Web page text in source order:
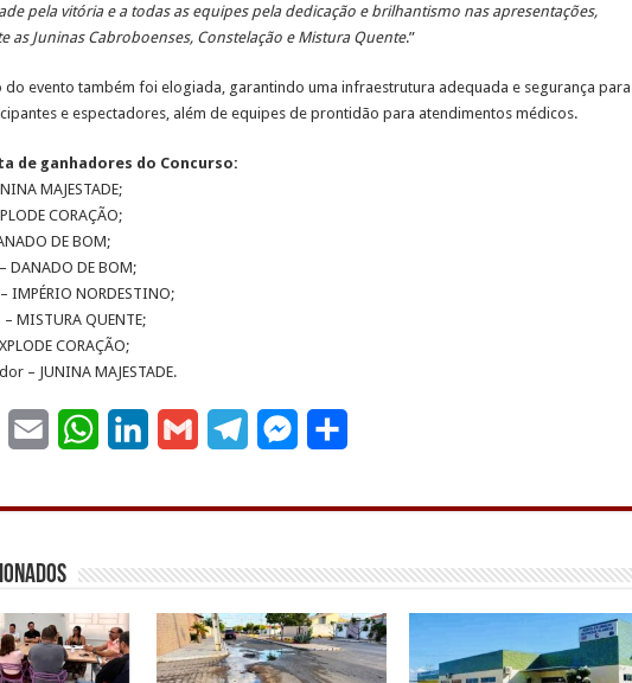
pela vitória e a todas as equipes pela dedicação e brilhantismo nas apresentações,
as Juninas Cabroboenses, Constelação e Mistura Quente.”
do evento também foi elogiada, garantindo uma infraestrutura adequada e segurança para
e espectadores, além de equipes de prontidão para atendimentos médicos.
de ganhadores do Concurso:
MAJESTADE;
CORAÇÃO;
DE BOM;
DANADO DE BOM;
IMPÉRIO NORDESTINO;
MISTURA QUENTE;
CORAÇÃO;
– JUNINA MAJESTADE.
i
t
e
r
a
l
a
s
A
p
n
e
a
l
l
g
r
a
s
e
n
g
a
e